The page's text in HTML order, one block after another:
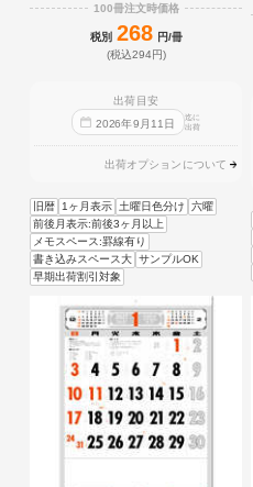
100冊注文時価格
税別 268 円/冊
(税込294円)
出荷目安
2026年9 月 11 日
迄に
出荷
出荷オプションについて
旧暦 1ヶ月表示 土曜日色分け
六曜
前後月表示:前後3ヶ月以上
メモスペース:罫線有り
書き込みスペース大 サンプルOK
早期出荷割引対象